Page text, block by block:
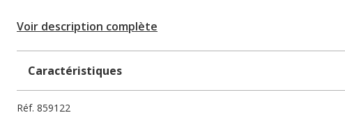
Voir description complète
Caractéristiques
Réf. 859122